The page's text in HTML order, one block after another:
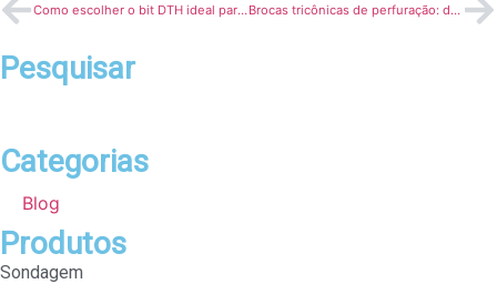
Como escolher o bit DTH ideal para cada tipo de rocha? Brocas tricônicas de perfuração: dicas para prolongar a vida útil
Pesquisar
Categorias
Blog
Produtos
Sondagem